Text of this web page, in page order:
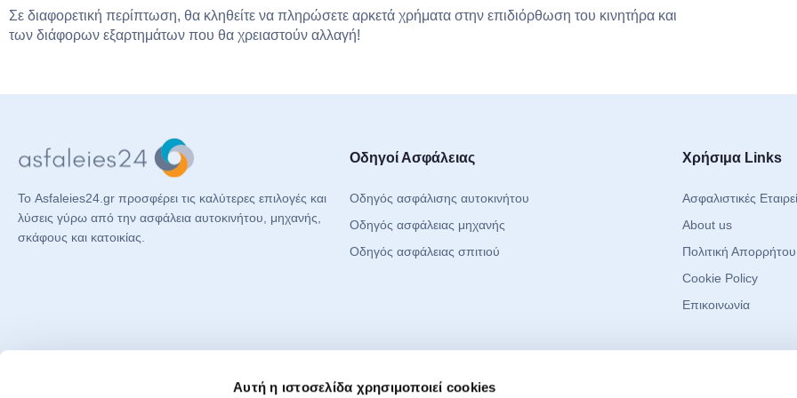
Αυτή η ιστοσελίδα χρησιμοποιεί cookies
Σε διαφορετική περίπτωση, θα κληθείτε να πληρώσετε αρκετά χρήματα στην επιδιόρθωση του κινητήρα και
των διάφορων εξαρτημάτων που θα χρειαστούν αλλαγή!
Το Asfaleies24.gr προσφέρει τις καλύτερες επιλογές και
λύσεις γύρω από την ασφάλεια αυτοκινήτου, μηχανής,
σκάφους και κατοικίας.
Οδηγοί Ασφάλειας
Οδηγός ασφάλισης αυτοκινήτου
Οδηγός ασφάλειας μηχανής
Οδηγός ασφάλειας σπιτιού
Χρήσιμα Links
Ασφαλιστικές
About us
Πολιτική Απορρήτου
Cookie Policy
Επικοινωνία